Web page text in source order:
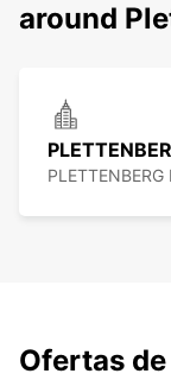
around
Ofertas